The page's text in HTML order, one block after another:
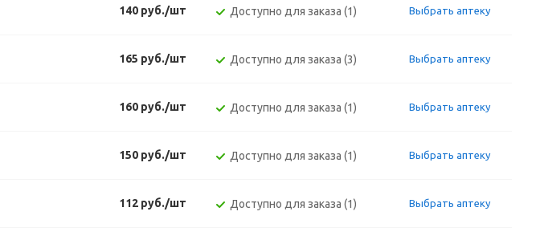
140 руб./шт Доступно для заказа (1) Выбрать аптеку
165 руб./шт Доступно для заказа (3) Выбрать аптеку
160 руб./шт Доступно для заказа (1) Выбрать аптеку
150 руб./шт Доступно для заказа (1) Выбрать аптеку
112 руб./шт Доступно для заказа (1) Выбрать аптеку